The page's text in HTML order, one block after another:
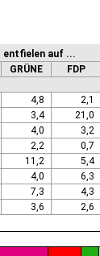
entfielen auf ...
GRÜNE FDP
4,8 2,1
3,4 21,0
4,0 3,2
2,2 0,7
11,2 5,4
4,0 6,3
7,3 4,3
3,6 2,6